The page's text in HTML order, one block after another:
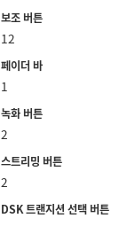
보조 버튼
12
페이더 바
1
녹화 버튼
2
스트리밍 버튼
2
DSK 트랜지션 선택 버튼